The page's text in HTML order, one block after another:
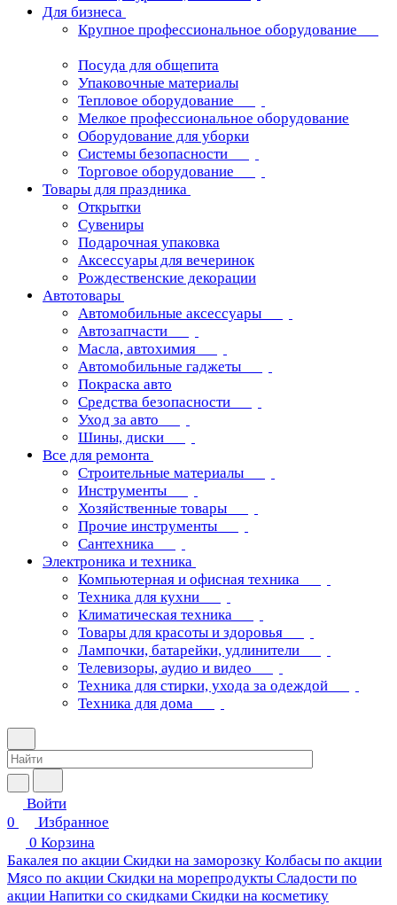
Для бизнеса
Крупное профессиональное оборудование
Посуда для общепита
Упаковочные материалы
Тепловое оборудование
Мелкое профессиональное оборудование
Оборудование для уборки
Системы безопасности
Торговое оборудование
Товары для праздника
Открытки
Сувениры
Подарочная упаковка
Аксессуары для вечеринок
Рождественские декорации
Автотовары
Автомобильные аксессуары
Автозапчасти
Масла, автохимия
Автомобильные гаджеты
Покраска авто
Средства безопасности
Уход за авто
Шины, диски
Все для ремонта
Строительные материалы
Инструменты
Хозяйственные товары
Прочие инструменты
Сантехника
Электроника и техника
Компьютерная и офисная техника
Техника для кухни
Климатическая техника
Товары для красоты и здоровья
Лампочки, батарейки, удлинители
Телевизоры, аудио и видео
Техника для стирки, ухода за одеждой
Техника для дома
Войти
0
Избранное
0 Корзина
Бакалея по акции Скидки на заморозку Колбасы по акции
Мясо по акции Скидки на морепродукты Сладости по
акции Напитки со скидками Скидки на косметику